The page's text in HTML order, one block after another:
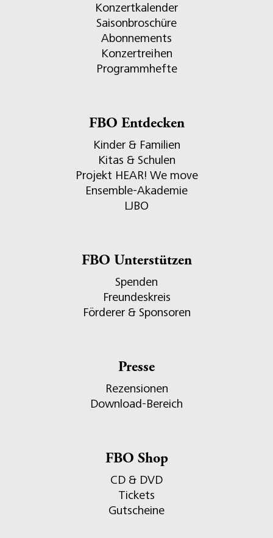
Konzertkalender
Saisonbroschüre
Abonnements
Konzertreihen
Programmhefte
FBO Entdecken
Kinder & Familien
Kitas & Schulen
Projekt HEAR! We move
Ensemble-Akademie
LJBO
FBO Unterstützen
Spenden
Freundeskreis
Förderer & Sponsoren
Presse
Rezensionen
Download-Bereich
FBO Shop
CD & DVD
Tickets
Gutscheine